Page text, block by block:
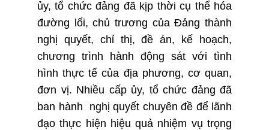
ủy, tổ chức đảng đã kịp thời cụ thể hóa
đường lối, chủ trương của Đảng thành
nghị quyết, chỉ thị, đề án, kế hoạch,
chương trình hành động sát với tình
hình thực tế của địa phương, cơ quan,
đơn vị. Nhiều cấp ủy, tổ chức đảng đã
ban hành nghị quyết chuyên đề để lãnh
đạo thực hiện hiệu quả nhiệm vụ trọng